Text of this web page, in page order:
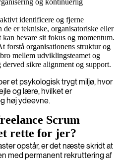
identificere og fjerne
er tekniske, organisatoriske eller
kan bevare sit fokus og momentum.
forstå organisationens struktur og
mellem udviklingsteamet og
sikre alignment og support.
et psykologisk trygt miljø, hvor
og lære, hvilket er
høj ydeevne.
Scrum
rette for jer?
opstår, er det næste skridt at
med permanent rekruttering af